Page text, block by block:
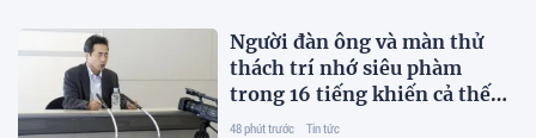
Người đàn ông và màn thử
thách trí nhớ siêu phàm
trong 16 tiếng khiến cả thế
giới kinh ngạc
48 phút trước Tin tức